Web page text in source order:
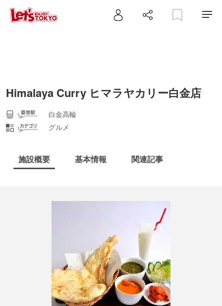
Himalaya Curry ヒマラヤカリー白金店
白金高輪
グルメ
施設概要 基本情報 関連記事